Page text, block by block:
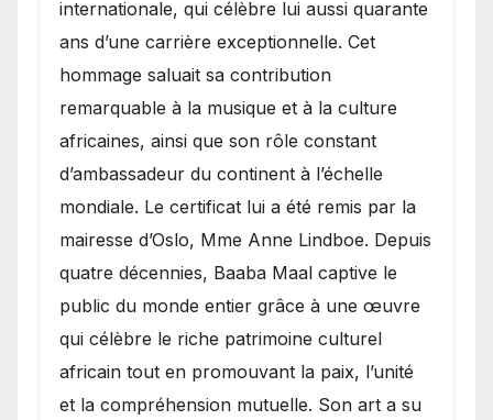
internationale, qui célèbre lui aussi quarante
ans d’une carrière exceptionnelle. Cet
hommage saluait sa contribution
remarquable à la musique et à la culture
africaines, ainsi que son rôle constant
d’ambassadeur du continent à l’échelle
mondiale. Le certificat lui a été remis par la
mairesse d’Oslo, Mme Anne Lindboe. Depuis
quatre décennies, Baaba Maal captive le
public du monde entier grâce à une œuvre
qui célèbre le riche patrimoine culturel
africain tout en promouvant la paix, l’unité
et la compréhension mutuelle. Son art a su